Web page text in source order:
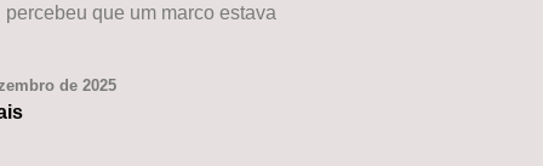
percebeu que um marco estava
de 2025